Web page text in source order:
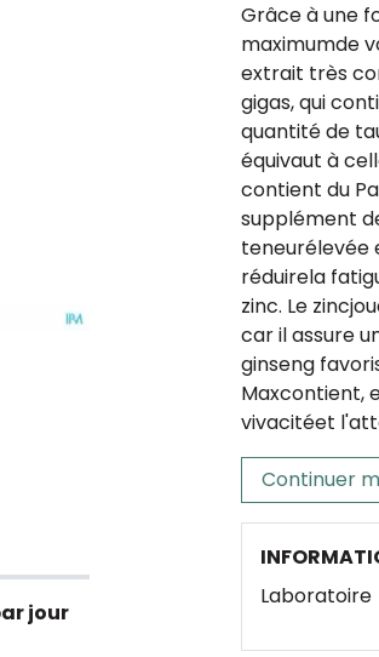
Grâce à une
maximumde
extrait très
gigas, qui
quantité de
équivaut à
contient du
supplément
teneurélevée
réduirela
zinc. Le
car il assure
ginseng
Maxcontient,
vivacitéet
Continuer
jour
Laboratoire